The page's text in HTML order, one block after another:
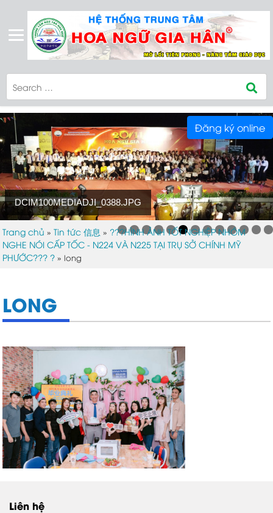
DCIM100MEDIADJI_0388.JPG
Trang chủ »Tin tức 信息 » ???HÌNH ẢNH TỐT NGHIỆP NHÓM
NGHE NÓI CẤP TỐC - N224 VÀ N225 TẠI TRỤ SỞ CHÍNH MỸ
PHƯỚC??? ? »long
LONG
Liên hệ
Đăng ký online